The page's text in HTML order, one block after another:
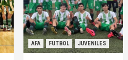
AFA FUTBOL JUVENILES